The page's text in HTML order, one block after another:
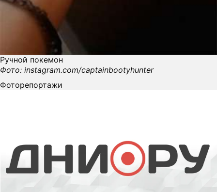
Ручной покемон
Фото: instagram.com/captainbootyhunter
Фоторепортажи